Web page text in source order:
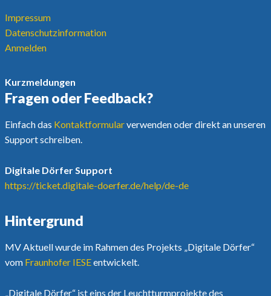
Impressum
Datenschutzinformation
Anmelden
Kurzmeldungen
Fragen oder Feedback?
Einfach das Kontaktformularverwenden oder direkt an unseren
Support schreiben.
Digitale Dörfer Support
https://ticket.digitale-doerfer.de/help/de-de
Hintergrund
MV Aktuell wurde im Rahmen des Projekts „Digitale Dörfer“
vom Fraunhofer IESEentwickelt.
„Digitale Dörfer“ ist eins der Leuchtturmprojekte des